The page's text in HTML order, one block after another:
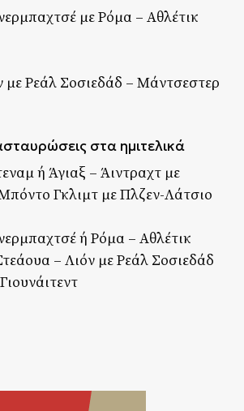
με Ρόμα – Αθλέτικ
με Ρεάλ Σοσιεδάδ – Μάντσεστερ
στα ημιτελικά
ή Άγιαξ – Άιντραχτ με
Γκλιμτ με Πλζεν-Λάτσιο
ή Ρόμα – Αθλέτικ
– Λιόν με Ρεάλ Σοσιεδάδ